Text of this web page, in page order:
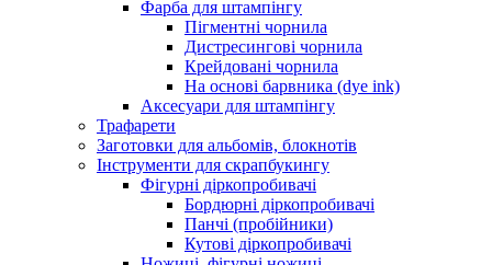
Фарба для штампінгу
Пігментні чорнила
Дистресингові чорнила
Крейдовані чорнила
На основі барвника (dye ink)
Аксесуари для штампінгу
Трафарети
Заготовки для альбомів, блокнотів
Інструменти для скрапбукингу
Фігурні діркопробивачі
Бордюрні діркопробивачі
Панчі (пробійники)
Кутові діркопробивачі